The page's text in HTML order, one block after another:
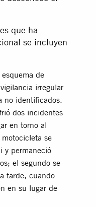
que ha
se incluyen
de
irregular
no identificados.
dos incidentes
en torno al
se
y permaneció
el segundo se
tarde, cuando
en su lugar de